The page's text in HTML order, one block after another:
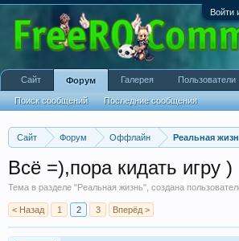
Войти
Сайт Форум Оффлайн Реальная
Всё =),пора кидать игру )
Тема в разделе "Реальная жизнь", создана
< Назад 1 2 3 Вперёд >
Сайт Форум
Поиск сообщений Последние сообщения
Галерея Пользователи